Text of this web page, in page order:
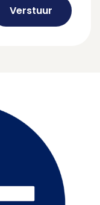
Verstuur